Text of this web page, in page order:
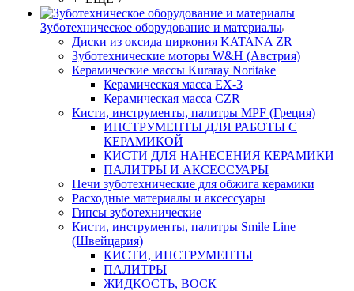
Зуботехническое оборудование и материалы
Диски из оксида циркония KATANA ZR
Зуботехнические моторы W&H (Австрия)
Керамические массы Kuraray Noritake
Керамическая масса EX-3
Керамическая масса CZR
Кисти, инструменты, палитры MPF (Греция)
ИНСТРУМЕНТЫ ДЛЯ РАБОТЫ С
КЕРАМИКОЙ
КИСТИ ДЛЯ НАНЕСЕНИЯ КЕРАМИКИ
ПАЛИТРЫ И АКСЕССУАРЫ
Печи зуботехнические для обжига керамики
Расходные материалы и аксессуары
Гипсы зуботехнические
Кисти, инструменты, палитры Smile Line
(Швейцария)
КИСТИ, ИНСТРУМЕНТЫ
ПАЛИТРЫ
ЖИДКОСТЬ, ВОСК